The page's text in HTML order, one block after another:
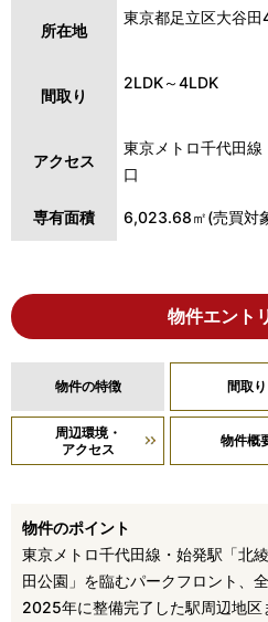
所在地
東京都足立区大谷田
間取り
2LDK～4LDK
アクセス
東京メトロ千代田
口
専有面積 6,023.68㎡(売買対
物件エント
物件の特徴 間取り
周辺環境・
アクセス
物件概
物件のポイント
東京メトロ千代田線・始発駅「北
田公園」を臨むパークフロント、全
2025年に整備完了した駅周辺地区